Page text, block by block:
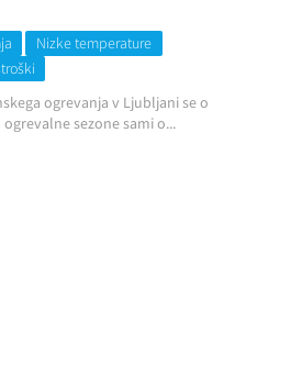
Nizke temperature
ogrevanja v Ljubljani se o
sezone sami o...